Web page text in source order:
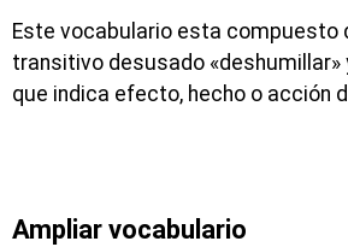
Este vocabulario esta compuesto
transitivo desusado «deshumillar»
que indica efecto, hecho o acción
Ampliar vocabulario